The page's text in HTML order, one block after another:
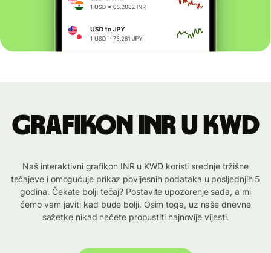
Grafikon INR u KWD
Naš interaktivni grafikon INR u KWD koristi srednje tržišne
tečajeve i omogućuje prikaz povijesnih podataka u posljednjih 5
godina. Čekate bolji tečaj? Postavite upozorenje sada, a mi
ćemo vam javiti kad bude bolji. Osim toga, uz naše dnevne
sažetke nikad nećete propustiti najnovije vijesti.